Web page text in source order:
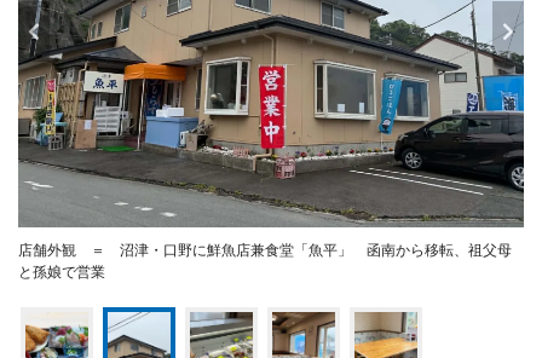
店舗外観 ＝ 沼津・口野に鮮魚店兼食堂「魚平」 函南から移転、祖父母
と孫娘で営業